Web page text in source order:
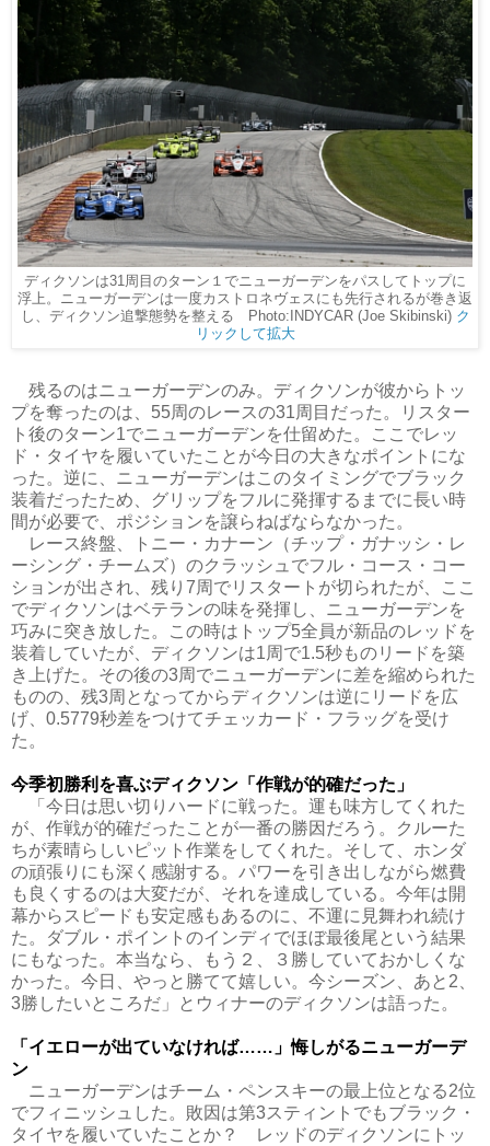
ディクソンは31周目のターン１でニューガーデンをパスしてトップに
浮上。ニューガーデンは一度カストロネヴェスにも先行されるが巻き返
し、ディクソン追撃態勢を整える Photo:INDYCAR (Joe Skibinski)ク
リックして拡大
残るのはニューガーデンのみ。ディクソンが彼からトッ
プを奪ったのは、55周のレースの31周目だった。リスター
ト後のターン1でニューガーデンを仕留めた。ここでレッ
ド・タイヤを履いていたことが今日の大きなポイントにな
った。逆に、ニューガーデンはこのタイミングでブラック
装着だったため、グリップをフルに発揮するまでに長い時
間が必要で、ポジションを譲らねばならなかった。
レース終盤、トニー・カナーン（チップ・ガナッシ・レ
ーシング・チームズ）のクラッシュでフル・コース・コー
ションが出され、残り7周でリスタートが切られたが、ここ
でディクソンはベテランの味を発揮し、ニューガーデンを
巧みに突き放した。この時はトップ5全員が新品のレッドを
装着していたが、ディクソンは1周で1.5秒ものリードを築
き上げた。その後の3周でニューガーデンに差を縮められた
ものの、残3周となってからディクソンは逆にリードを広
げ、0.5779秒差をつけてチェッカード・フラッグを受け
た。
今季初勝利を喜ぶディクソン「作戦が的確だった」
「今日は思い切りハードに戦った。運も味方してくれた
が、作戦が的確だったことが一番の勝因だろう。クルーた
ちが素晴らしいピット作業をしてくれた。そして、ホンダ
の頑張りにも深く感謝する。パワーを引き出しながら燃費
も良くするのは大変だが、それを達成している。今年は開
幕からスピードも安定感もあるのに、不運に見舞われ続け
た。ダブル・ポイントのインディでほぼ最後尾という結果
にもなった。本当なら、もう２、３勝していておかしくな
かった。今日、やっと勝てて嬉しい。今シーズン、あと2、
3勝したいところだ」とウィナーのディクソンは語った。
「イエローが出ていなければ……」悔しがるニューガーデ
ン
ニューガーデンはチーム・ペンスキーの最上位となる2位
でフィニッシュした。敗因は第3スティントでもブラック・
タイヤを履いていたことか？ レッドのディクソンにトッ